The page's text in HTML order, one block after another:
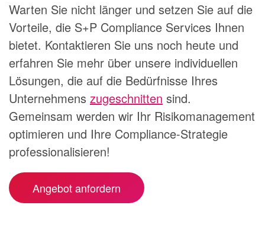
Warten Sie nicht länger und setzen Sie auf die
Vorteile, die S+P Compliance Services Ihnen
bietet. Kontaktieren Sie uns noch heute und
erfahren Sie mehr über unsere individuellen
Lösungen, die auf die Bedürfnisse Ihres
Unternehmens zugeschnitten sind.
Gemeinsam werden wir Ihr Risikomanagement
optimieren und Ihre Compliance-Strategie
professionalisieren!
Angebot anfordern